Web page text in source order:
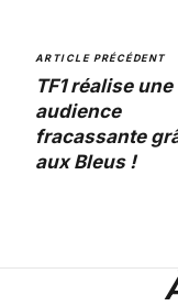
ARTICLE PRÉCÉDENT
TF1 réalise une
audience
fracassante
aux Bleus !